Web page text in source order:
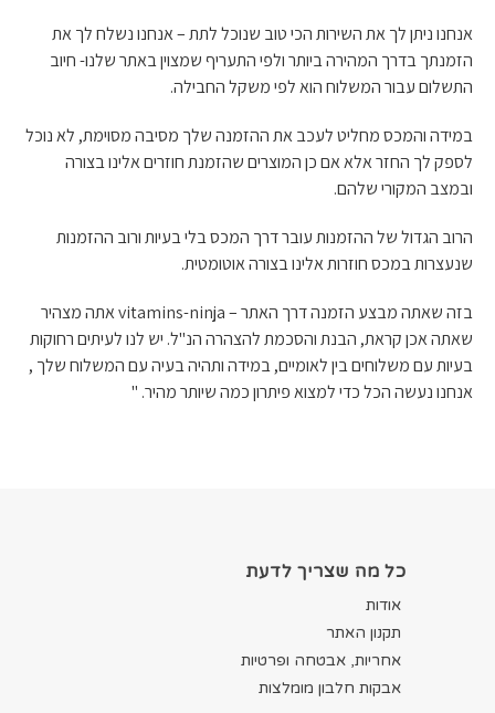
אנחנו ניתן לך את השירות הכי טוב שנוכל לתת – אנחנו נשלח לך את
הזמנתך בדרך המהירה ביותר ולפי התעריף שמצוין באתר שלנו- חיוב
התשלום עבור המשלוח הוא לפי משקל החבילה.
במידה והמכס מחליט לעכב את ההזמנה שלך מסיבה מסוימת, לא נוכל
לספק לך החזר אלא אם כן המוצרים שהזמנת חוזרים אלינו בצורה
ובמצב המקורי שלהם.
הרוב הגדול של ההזמנות עובר דרך המכס בלי בעיות ורוב ההזמנות
שנעצרות במכס חוזרות אלינו בצורה אוטומטית.
בזה שאתה מבצע הזמנה דרך האתר – vitamins-ninja אתה מצהיר
שאתה אכן קראת, הבנת והסכמת להצהרה הנ"ל. יש לנו לעיתים רחוקות
בעיות עם משלוחים בין לאומיים, במידה ותהיה בעיה עם המשלוח שלך ,
אנחנו נעשה הכל כדי למצוא פיתרון כמה שיותר מהיר. "
כל מה שצריך לדעת
אודות
תקנון האתר
אחריות, אבטחה ופרטיות
אבקות חלבון מומלצות